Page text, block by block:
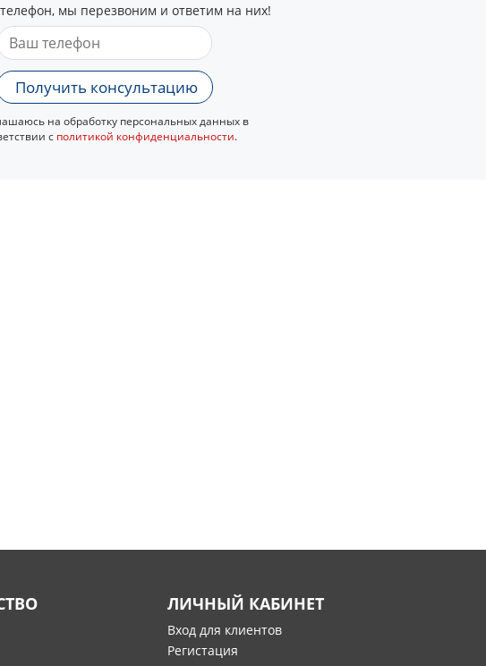
мы перезвоним и ответим на них!
Получить консультацию
на обработку персональных данных в
с политикой конфиденциальности.
ЛИЧНЫЙ КАБИНЕТ
Вход для клиентов
Регистация